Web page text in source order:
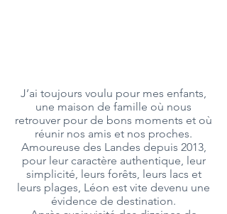
J’ai toujours voulu pour mes enfants,
une maison de famille où nous
retrouver pour de bons moments et où
réunir nos amis et nos proches.
Amoureuse des Landes depuis 2013,
pour leur caractère authentique, leur
simplicité, leurs forêts, leurs lacs et
leurs plages, Léon est vite devenu une
évidence de destination.